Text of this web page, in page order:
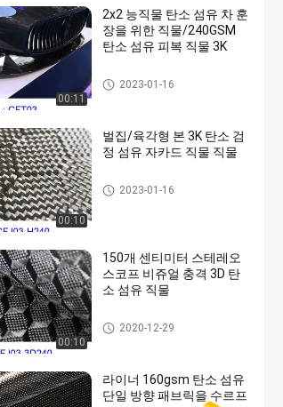
00:11
2x2 능직물 탄소 섬유 차 훈
장을 위한 직물/240GSM
탄소 섬유 피복 직물 3K
탄소 섬유 직물
2023-01-16
00:10
벌집/육각형 본 3K 탄소 검
정 섬유 자카드 직물 직물
탄소 섬유 직물
2023-01-16
00:10
150개 센티미터 스테레오
스코프 비쥬얼 충격 3D 탄
소 섬유 직물
탄소 섬유 직물
2020-12-29
라이너 160gsm 탄소 섬유
단일 방향 패브릭을 수르프